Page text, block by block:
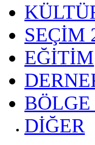
SEÇİM
EĞİTİM
DİĞER